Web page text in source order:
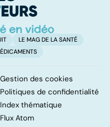
LE MAG DE LA SANTÉ
Gestion des cookies
Politiques de confidentialité
Index thématique
Flux Atom